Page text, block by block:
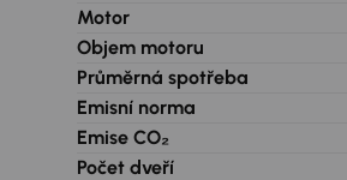
Motor
Objem motoru
Průměrná spotřeba
Emisní norma
Emise CO₂
Počet dveří